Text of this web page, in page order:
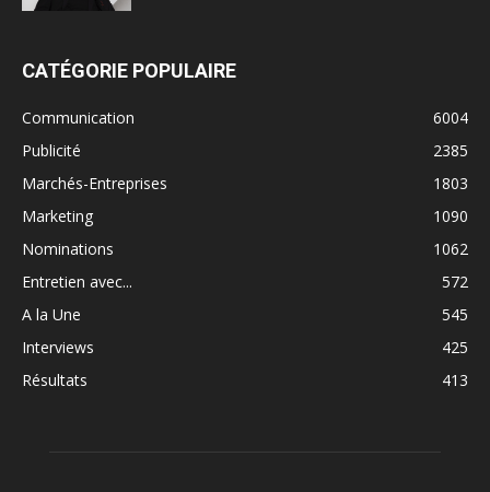
CATÉGORIE POPULAIRE
Communication
6004
Publicité
2385
Marchés-Entreprises
1803
Marketing
1090
Nominations
1062
Entretien avec...
572
A la Une
545
Interviews
425
Résultats
413